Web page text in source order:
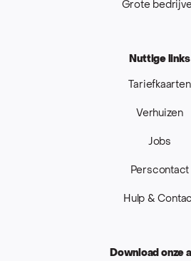
Grote
Nuttige links
Tariefkaarten
Verhuizen
Jobs
Perscontact
Hulp &
Download onze